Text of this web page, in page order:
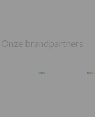
Onze brandpartners